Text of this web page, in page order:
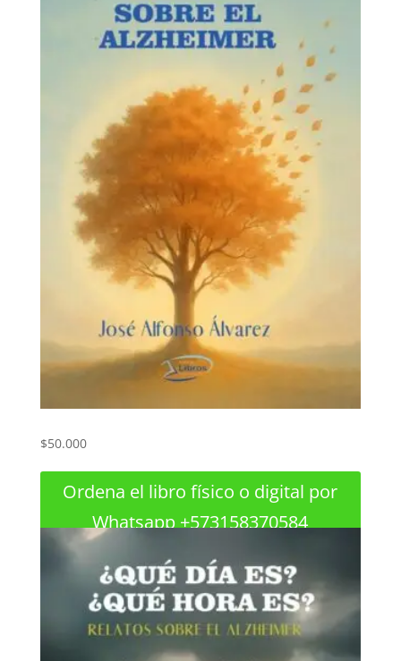
Historia sobre el Alzheimer
$50.000
Ordena el libro físico o digital por
Whatsapp +573158370584